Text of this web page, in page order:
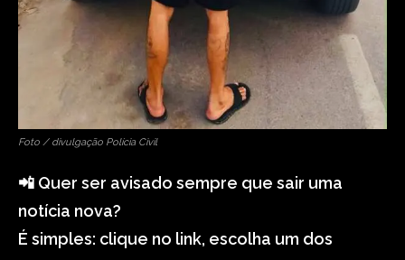
Foto / divulgação Polícia Civil
📲 Quer ser avisado sempre que sair uma
notícia nova?
É simples: clique no link, escolha um dos